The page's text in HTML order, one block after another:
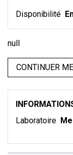
Disponibilité
null
CONTINUER
Laboratoire